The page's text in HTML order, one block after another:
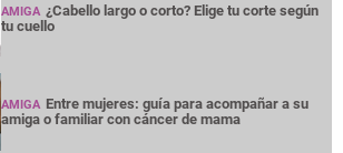
AMIGA ¿Cabello largo o corto? Elige tu corte según
tu cuello
AMIGA Entre mujeres: guía para acompañar a su
amiga o familiar con cáncer de mama